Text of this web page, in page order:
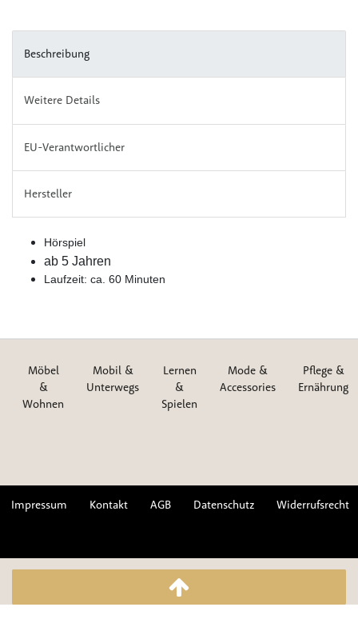
Beschreibung
Weitere Details
EU-Verantwortlicher
Hersteller
Hörspiel
ab 5 Jahren
Laufzeit: ca. 60 Minuten
Möbel
&
Wohnen
Mobil &
Unterwegs
Lernen
&
Spielen
Mode &
Accessories
Pflege &
Ernährung
Impressum Kontakt AGB Datenschutz Widerrufsrecht